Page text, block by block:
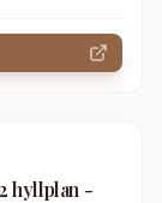
hyllplan -